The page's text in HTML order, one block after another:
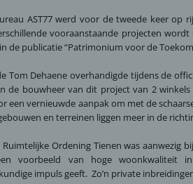
AST77 werd voor de tweede keer op
vooraanstaande projecten
de publicatie “Patrimonium voor de
Tom Dehaene overhandigde tijdens de
de bouwheer van dit project van 2
een vernieuwde aanpak om met de
en terreinen liggen meer in de
Ruimtelijke Ordening Tienen was
voorbeeld van hoge woonkwaliteit
impuls geeft. Zo’n private